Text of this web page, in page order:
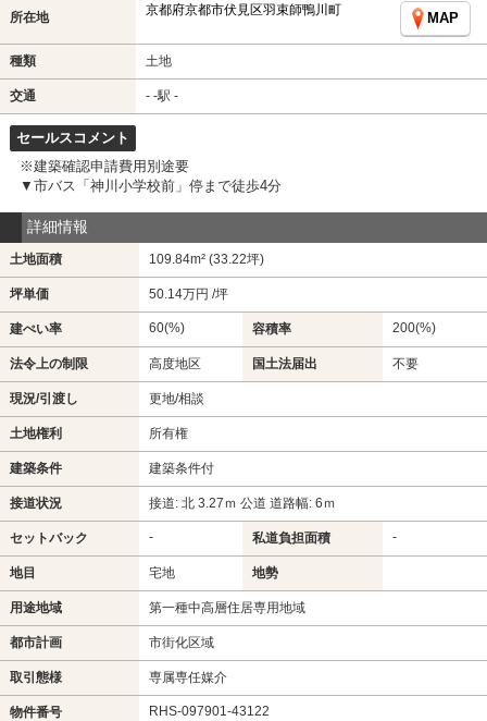
所在地 京都府京都市伏見区羽束師鴨川町
MAP
種類 土地
交通 - -駅 -
セールスコメント
※建築確認申請費用別途要
▼市バス「神川小学校前」停まで徒歩4分
詳細情報
土地面積 109.84m² (33.22坪)
坪単価 50.14万円 /坪
建ぺい率 60(%) 容積率 200(%)
法令上の制限 高度地区 国土法届出 不要
現況/引渡し 更地/相談
土地権利 所有権
建築条件 建築条件付
接道状況 接道: 北 3.27ｍ 公道 道路幅: 6ｍ
セットバック - 私道負担面積 -
地目 宅地 地勢
用途地域 第一種中高層住居専用地域
都市計画 市街化区域
取引態様 専属専任媒介
物件番号 RHS-097901-43122